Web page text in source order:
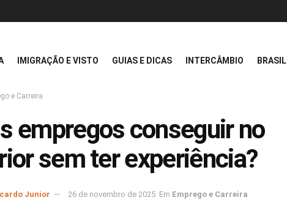
IMIGRAÇÃO E VISTO GUIAS E DICAS INTERCÂMBIO BRASIL
e Carreira
empregos conseguir no
sem ter experiência?
Junior 26 de novembro de 2025 Em Emprego e Carreira